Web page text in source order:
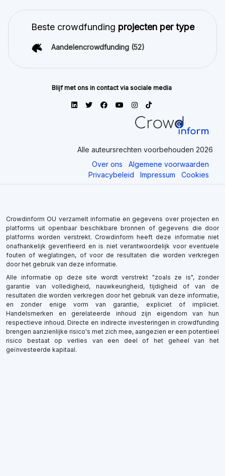
Beste crowdfunding projecten per type
Aandelencrowdfunding (52)
Blijf met ons in contact via sociale media
Alle auteursrechten voorbehouden 2026
Over ons
Algemene voorwaarden
Privacybeleid
Impressum Cookies
Crowdinform OU verzamelt informatie en gegevens over projecten en
platforms uit openbaar beschikbare bronnen of gegevens die door
platforms worden verstrekt. Crowdinform heeft deze informatie niet
onafhankelijk geverifieerd en is niet verantwoordelijk voor eventuele
fouten of weglatingen, of voor de resultaten die worden verkregen
door het gebruik van deze informatie.
Alle informatie op deze site wordt verstrekt "zoals ze is", zonder
garantie van volledigheid, nauwkeurigheid, tijdigheid of van de
resultaten die worden verkregen door het gebruik van deze informatie,
en zonder enige vorm van garantie, expliciet of impliciet.
Handelsmerken en gerelateerde inhoud zijn eigendom van hun
respectieve inhoud. Directe en indirecte investeringen in crowdfunding
brengen aanzienlijke risico's met zich mee, aangezien er een potentieel
risico bestaat op verlies van een deel of het geheel van het
geïnvesteerde kapitaal.